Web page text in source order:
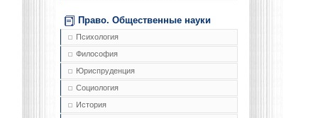
Право. Общественные науки
Психология
Философия
Юриспруденция
Социология
История